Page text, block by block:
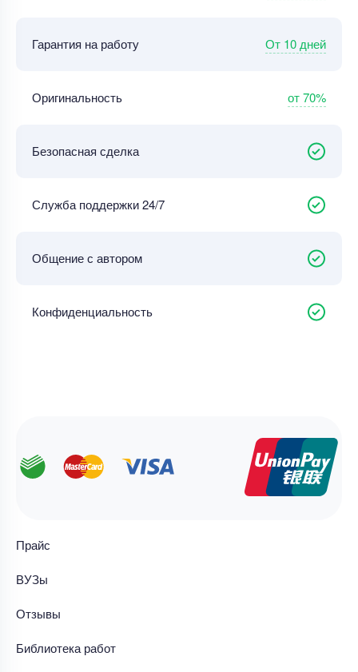
Гарантия на работу От 10 дней
Оригинальность от 70%
Безопасная сделка
Служба поддержки 24/7
Общение с автором
Конфиденциальность
Прайс
ВУЗы
Отзывы
Библиотека работ